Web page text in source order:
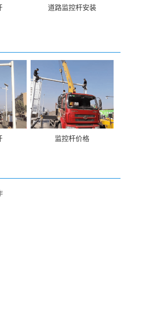
道路监控杆安装
监控杆价格